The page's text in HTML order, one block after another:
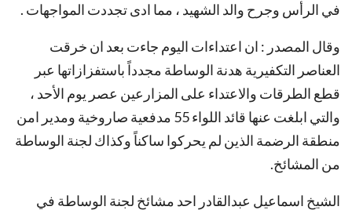
في الرأس وجرح والد الشهيد ، مما ادى تجددت المواجهات .
وقال المصدر : ان اعتداءات اليوم جاءت بعد ان خرقت
العناصر التكفيرية هدنة الوساطة مجدداً باستفزازاتها عبر
قطع الطرقات والاعتداء على المزارعين عصر يوم الأحد ،
والتي ابلغت عنها قائد اللواء 55 مدفعية صاروخية ومدير امن
منطقة الرضمة الذين لم يحركوا ساكناً وكذاك لجنة الوساطة
من المشائخ.
الشيخ اسماعيل عبدالقادر احد مشائخ لجنة الوساطة في